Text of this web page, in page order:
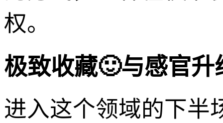
权。
极致收藏🙂与感官
进入这个领域的下半